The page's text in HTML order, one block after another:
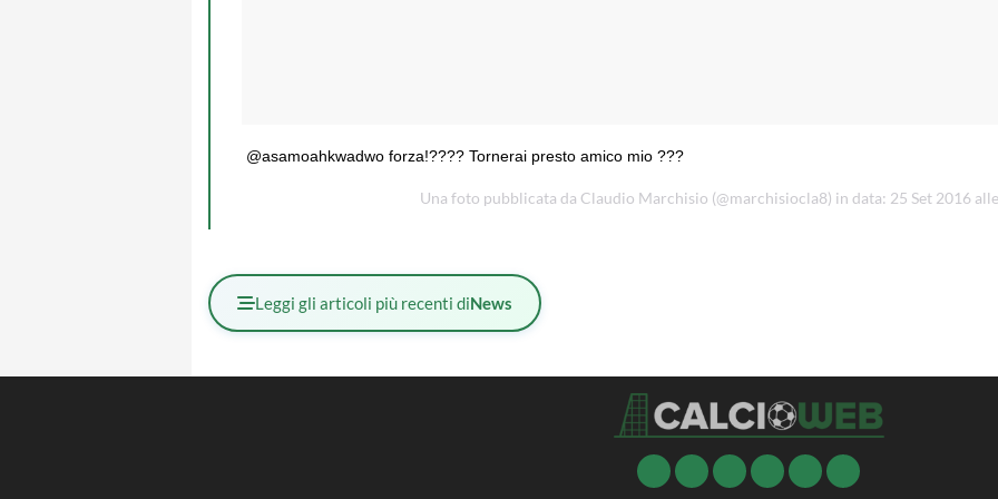
@asamoahkwadwo forza!???? Tornerai presto amico mio ???
Una foto pubblicata da Claudio Marchisio (@marchisiocla8) in data: 25 Set 2016
Leggi gli articoli più recenti diNews